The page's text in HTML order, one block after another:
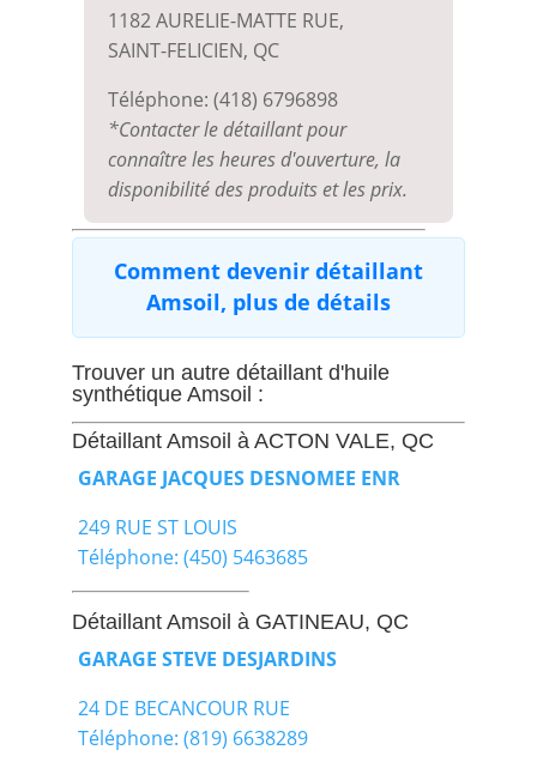
1182 AURELIE-MATTE RUE,
SAINT-FELICIEN, QC
Téléphone: (418) 6796898
*Contacter le détaillant pour
connaître les heures d'ouverture, la
disponibilité des produits et les prix.
Comment devenir détaillant
Amsoil, plus de détails
Trouver un autre détaillant d'huile
synthétique Amsoil :
Détaillant Amsoil à ACTON VALE, QC
GARAGE JACQUES DESNOMEE ENR
249 RUE ST LOUIS
Téléphone: (450) 5463685
Détaillant Amsoil à GATINEAU, QC
GARAGE STEVE DESJARDINS
24 DE BECANCOUR RUE
Téléphone: (819) 6638289